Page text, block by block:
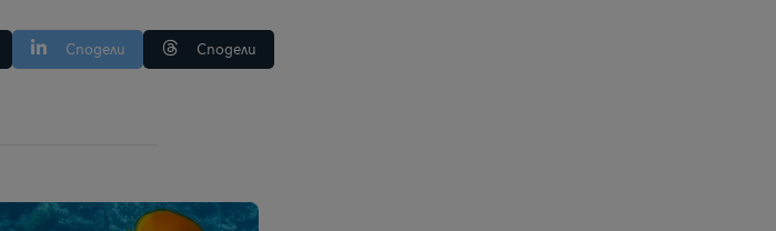
Сподели Сподели